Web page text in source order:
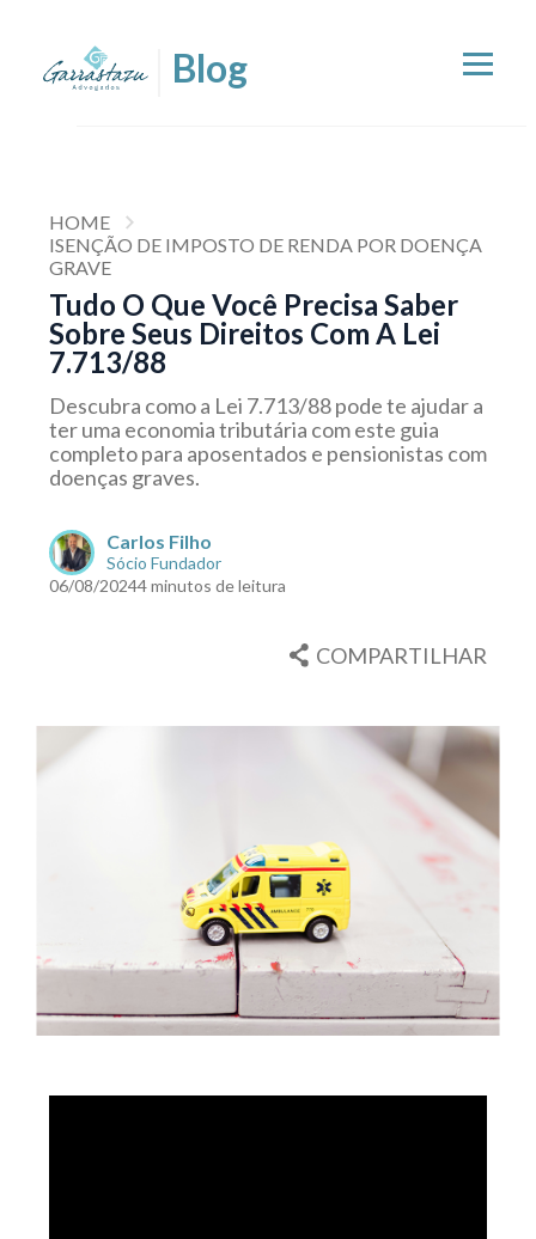
HOME
ISENÇÃO DE IMPOSTO DE RENDA POR DOENÇA
GRAVE
Tudo O Que Você Precisa Saber
Sobre Seus Direitos Com A Lei
7.713/88
Descubra como a Lei 7.713/88 pode te ajudar a
ter uma economia tributária com este guia
completo para aposentados e pensionistas com
doenças graves.
Carlos Filho
Sócio Fundador
06/08/20244 minutos de leitura
COMPARTILHAR